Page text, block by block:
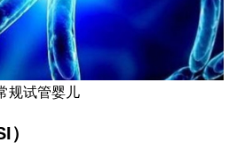
规试管婴儿